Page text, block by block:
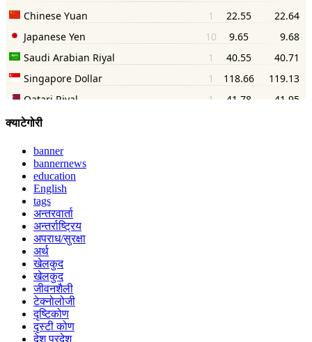
क्याटेगोरी
banner
bannernews
education
English
tags
अन्तरवार्ता
अन्तर्राष्ट्रिय
अपराध/सुरक्षा
अर्थ
खेलकुद
खेलकुद
जीवनशैली
टेक्नोलोजी
दृष्टिकोण
दृस्टी कोण
देश परदेश